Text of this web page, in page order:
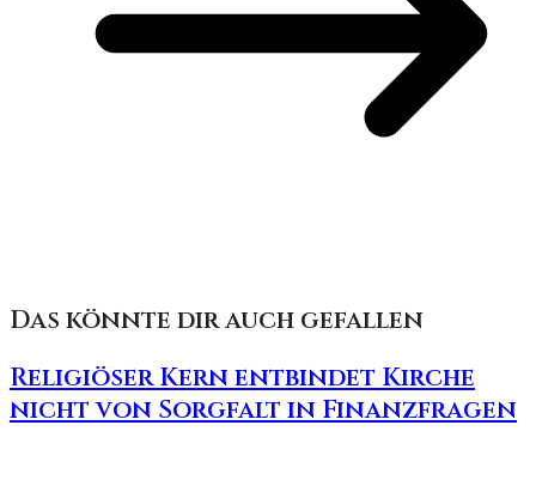
Das könnte dir auch gefallen
Religiöser Kern entbindet Kirche
nicht von Sorgfalt in Finanzfragen